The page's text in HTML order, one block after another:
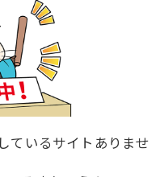
ているサイトありませ